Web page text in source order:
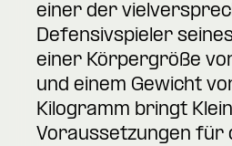
einer der
Defensivspieler
einer Körpergröße
und einem Gewicht
Kilogramm bringt
Voraussetzungen für